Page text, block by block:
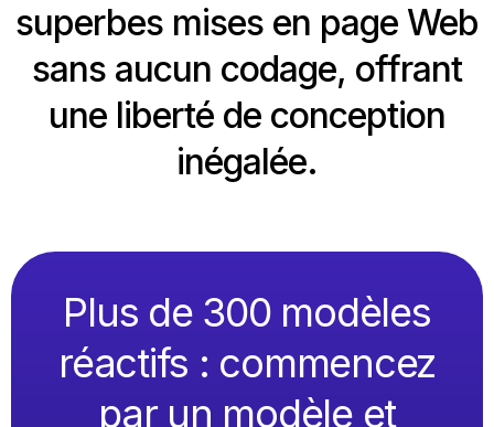
superbes mises en page Web
sans aucun codage, offrant
une liberté de conception
inégalée.
Plus de 300 modèles
réactifs : commencez
par un modèle et